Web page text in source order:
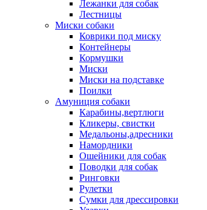
Лежанки для собак
Лестницы
Миски собаки
Коврики под миску
Контейнеры
Кормушки
Миски
Миски на подставке
Поилки
Амуниция собаки
Карабины,вертлюги
Кликеры, свистки
Медальоны,адресники
Намордники
Ошейники для собак
Поводки для собак
Ринговки
Рулетки
Сумки для дрессировки